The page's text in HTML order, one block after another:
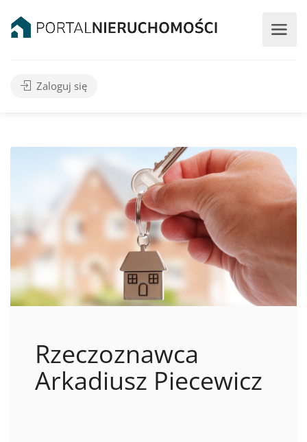
Zaloguj się
Rzeczoznawca
Arkadiusz Piecewicz